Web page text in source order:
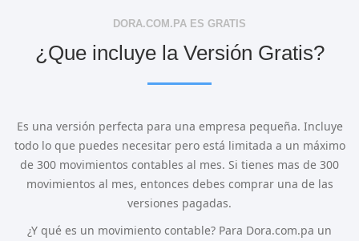
DORA.COM.PA ES GRATIS
¿Que incluye la Versión Gratis?
Es una versión perfecta para una empresa pequeña. Incluye
todo lo que puedes necesitar pero está limitada a un máximo
de 300 movimientos contables al mes. Si tienes mas de 300
movimientos al mes, entonces debes comprar una de las
versiones pagadas.
¿Y qué es un movimiento contable? Para Dora.com.pa un